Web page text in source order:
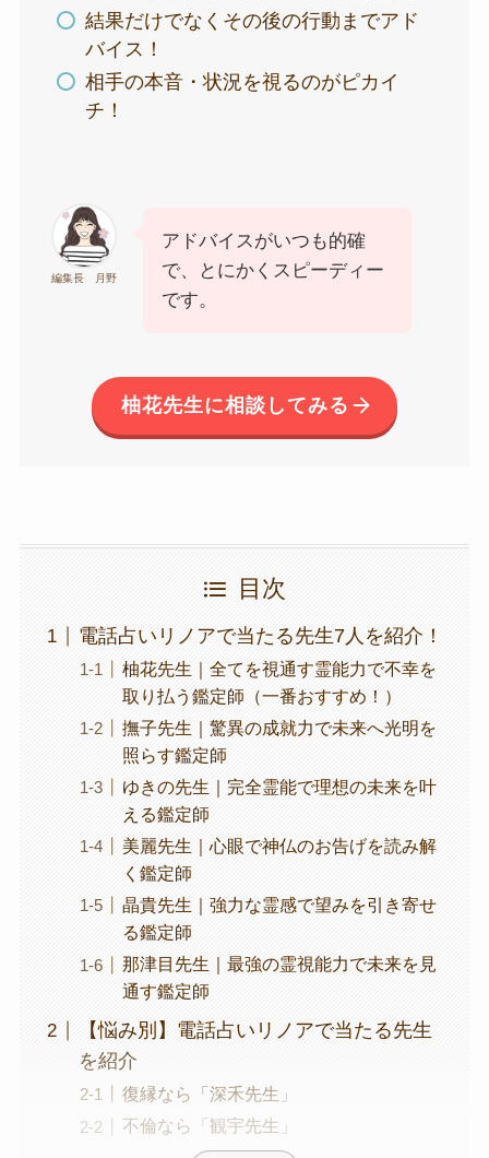
結果だけでなくその後の行動までアド
バイス！
相手の本音・状況を視るのがピカイ
チ！
編集長 月野
アドバイスがいつも的確
で、とにかくスピーディー
です。
柚花先生に相談してみる
目次
電話占いリノアで当たる先生7人を紹介！
柚花先生｜全てを視通す霊能力で不幸を
取り払う鑑定師（一番おすすめ！）
撫子先生｜驚異の成就力で未来へ光明を
照らす鑑定師
ゆきの先生｜完全霊能で理想の未来を叶
える鑑定師
美麗先生｜心眼で神仏のお告げを読み解
く鑑定師
晶貴先生｜強力な霊感で望みを引き寄せ
る鑑定師
那津目先生｜最強の霊視能力で未来を見
通す鑑定師
【悩み別】電話占いリノアで当たる先生
を紹介
復縁なら「深禾先生」
不倫なら「観宇先生」